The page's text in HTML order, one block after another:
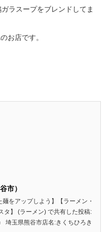
ラスープをブレンドしてま
お店です。
市）
をアップしよう】【ラーメン・
タ】 (ラーメン) で共有した投稿:
埼玉県熊谷市店名:きくちひろき